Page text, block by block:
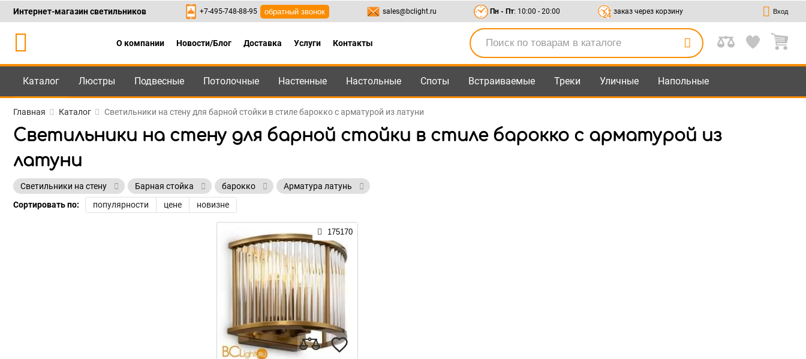
Каталог +7-495-748-88-95 ,8-800-550-95-45 sales@bclight.ru
Интернет-магазин светильников +7-495-748-88-95 обратный звонок sales@bclight.ru Пн - Пт: 10:00 - 20:00 заказ через корзину Вход
О компании Новости/Блог Доставка Услуги Контакты
Каталог Люстры Подвесные Потолочные Настенные Настольные Споты Встраиваемые Треки Уличные Напольные
Главная Каталог Светильники на стену для барной стойки в стиле барокко с арматурой из латуни
Светильники на стену для барной стойки в стиле барокко с арматурой из
латуни
Светильники на стену Барная стойка барокко
Арматура латунь
Сортировать по:
популярности цене новизне
175170